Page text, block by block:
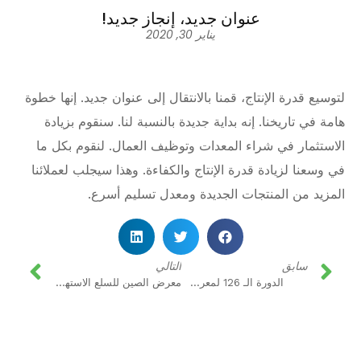
عنوان جديد، إنجاز جديد!
يناير 30, 2020
لتوسيع قدرة الإنتاج، قمنا بالانتقال إلى عنوان جديد. إنها خطوة
هامة في تاريخنا. إنه بداية جديدة بالنسبة لنا. سنقوم بزيادة
الاستثمار في شراء المعدات وتوظيف العمال. لنقوم بكل ما
في وسعنا لزيادة قدرة الإنتاج والكفاءة. وهذا سيجلب لعملائنا
المزيد من المنتجات الجديدة ومعدل تسليم أسرع.
سابق
الدورة الـ 126 لمعرض كانتون في عام 2019
التالي
معرض الصين للسلع الاستهلاكية لعام 2020